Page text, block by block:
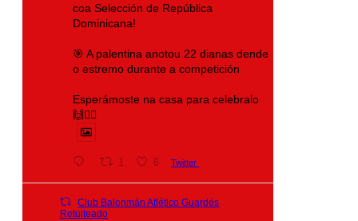
coa Selección de República
Dominicana!
🎯 A palentina anotou 22 dianas dende
o estremo durante a competición
Esperámoste na casa para celebralo
🙌❤️‍🔥
1 6 Twitter
Club Balonmán Atlético Guardés
Retuiteado